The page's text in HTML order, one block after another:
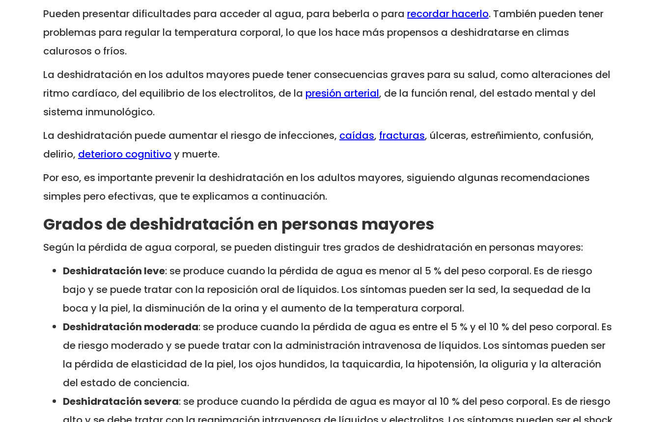
Pueden presentar dificultades para acceder al agua, para beberla o para recordar hacerlo. También pueden tener
problemas para regular la temperatura corporal, lo que los hace más propensos a deshidratarse en climas
calurosos o fríos.
La deshidratación en los adultos mayores puede tener consecuencias graves para su salud, como alteraciones del
ritmo cardíaco, del equilibrio de los electrolitos, de la presión arterial, de la función renal, del estado mental y del
sistema inmunológico.
La deshidratación puede aumentar el riesgo de infecciones, caídas, fracturas, úlceras, estreñimiento, confusión,
delirio, deterioro cognitivoy muerte.
Por eso, es importante prevenir la deshidratación en los adultos mayores, siguiendo algunas recomendaciones
simples pero efectivas, que te explicamos a continuación.
Grados de deshidratación en personas mayores
Según la pérdida de agua corporal, se pueden distinguir tres grados de deshidratación en personas mayores:
Deshidratación leve: se produce cuando la pérdida de agua es menor al 5 % del peso corporal. Es de riesgo
bajo y se puede tratar con la reposición oral de líquidos. Los síntomas pueden ser la sed, la sequedad de la
boca y la piel, la disminución de la orina y el aumento de la temperatura corporal.
Deshidratación moderada: se produce cuando la pérdida de agua es entre el 5 % y el 10 % del peso corporal. Es
de riesgo moderado y se puede tratar con la administración intravenosa de líquidos. Los síntomas pueden ser
la pérdida de elasticidad de la piel, los ojos hundidos, la taquicardia, la hipotensión, la oliguria y la alteración
del estado de conciencia.
Deshidratación severa: se produce cuando la pérdida de agua es mayor al 10 % del peso corporal. Es de riesgo